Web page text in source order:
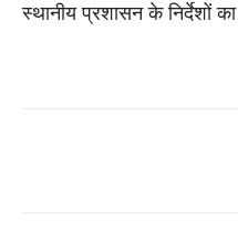
स्थानीय प्रशासन के निर्देशों